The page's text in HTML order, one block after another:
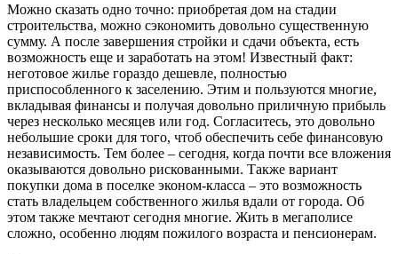
Можно сказать одно точно: приобретая дом на стадии
строительства, можно сэкономить довольно существенную
сумму. А после завершения стройки и сдачи объекта, есть
возможность еще и заработать на этом! Известный факт:
неготовое жилье гораздо дешевле, полностью
приспособленного к заселению. Этим и пользуются многие,
вкладывая финансы и получая довольно приличную прибыль
через несколько месяцев или год. Согласитесь, это довольно
небольшие сроки для того, чтоб обеспечить себе финансовую
независимость. Тем более – сегодня, когда почти все вложения
оказываются довольно рискованными. Также вариант
покупки дома в поселке эконом-класса – это возможность
стать владельцем собственного жилья вдали от города. Об
этом также мечтают сегодня многие. Жить в мегаполисе
сложно, особенно людям пожилого возраста и пенсионерам.